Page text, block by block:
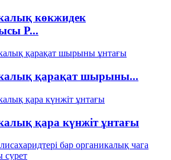
көкжидек
P...
қарақат шырыны...
қара күнжіт ұнтағы